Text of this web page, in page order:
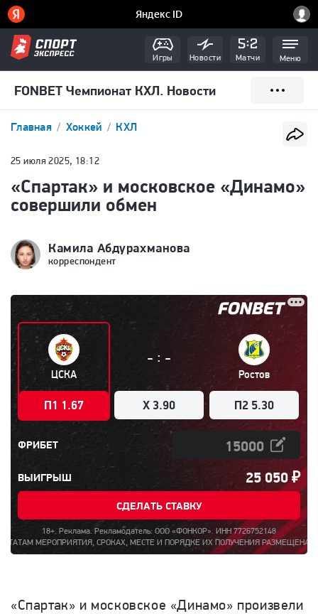
Игры Новости Матчи Меню
FONBET Чемпионат КХЛ. Новости
Главная Хоккей КХЛ
25 июля 2025, 18:12
«Спартак» и московское «Динамо»
совершили обмен
Камила Абдурахманова
корреспондент
ЦСКА
П1 1.67
- : -
X 3.90
Ростов
П2 5.30
ФРИБЕТ
ВЫИГРЫШ 25 050₽
СДЕЛАТЬ СТАВКУ
18+. Реклама. Рекламодатель: ООО «ФОНКОР». ИНН 7726752148
СРОКАХ, МЕСТЕ И ПОРЯДКЕ ИХ ПОЛУЧЕНИЯ РАЗМЕЩЕНА НА
«Спартак» и московское «Динамо» произвели